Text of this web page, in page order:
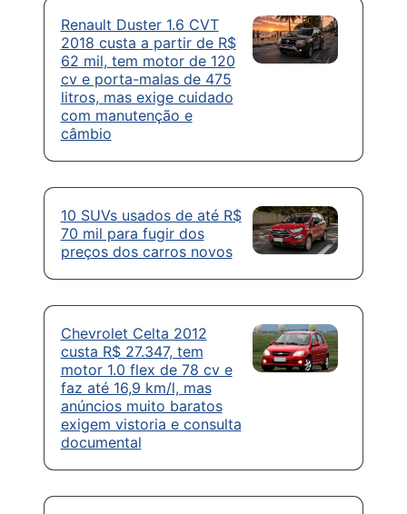
Renault Duster 1.6 CVT
2018 custa a partir de R$
62 mil, tem motor de 120
cv e porta-malas de 475
litros, mas exige cuidado
com manutenção e
câmbio
10 SUVs usados de até R$
70 mil para fugir dos
preços dos carros novos
Chevrolet Celta 2012
custa R$ 27.347, tem
motor 1.0 flex de 78 cv e
faz até 16,9 km/l, mas
anúncios muito baratos
exigem vistoria e consulta
documental